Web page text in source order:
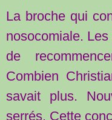
La broche qui
nosocomiale.
de
Combien
savait plus.
serrés. Cette